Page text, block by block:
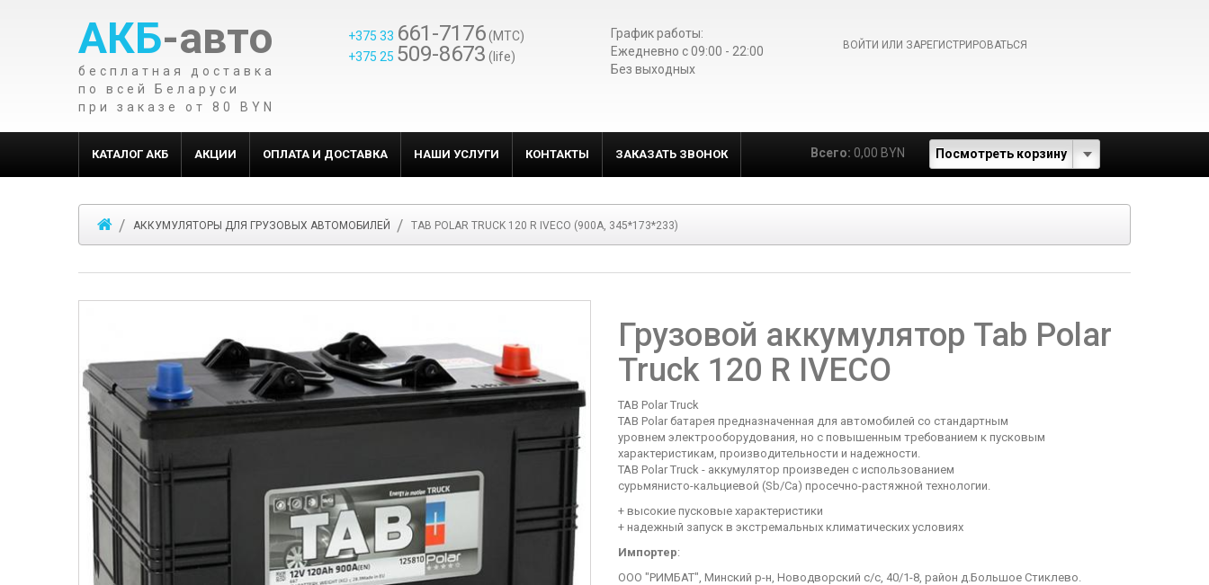
АКБ-авто
бесплатная доставка
по всей Беларуси
при заказе от 80 BYN
+375 33 661-7176(МТС)
+375 25 509-8673 (life)
График работы:
Ежедневно c 09:00 - 22:00
Без выходных
ВОЙТИ ИЛИ ЗАРЕГИСТРИРОВАТЬСЯ
КАТАЛОГ АКБ АКЦИИ ОПЛАТА И ДОСТАВКА НАШИ УСЛУГИ КОНТАКТЫ ЗАКАЗАТЬ ЗВОНОК Всего: 0,00 BYN Посмотреть корзину
АККУМУЛЯТОРЫ ДЛЯ ГРУЗОВЫХ АВТОМОБИЛЕЙ TAB POLAR TRUCK 120 R IVECO (900A, 345*173*233)
Грузовой аккумулятор Tab Polar
Truck 120 R IVECO
TAB Polar Truck
TAB Polar батарея предназначенная для автомобилей со стандартным
уровнем электрооборудования, но с повышенным требованием к пусковым
характеристикам, производительности и надежности.
TAB Polar Truck - аккумулятор произведен с использованием
сурьмянисто-кальциевой (Sb/Ca) просечно-растяжной технологии.
+ высокие пусковые характеристики
+ надежный запуск в экстремальных климатических условиях
Импортер:
ООО "РИМБАТ", Минский р-н, Новодворский с/с, 40/1-8, район д.Большое Стиклево.